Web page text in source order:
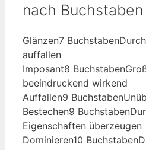
nach Buchstaben
Glänzen7 Buchstaben
auffallen
Imposant8 Buchstaben
beeindruckend wirkend
Auffallen9 Buchstaben
Bestechen9 Buchstaben
Eigenschaften überzeugen
Dominieren10 Buchstaben